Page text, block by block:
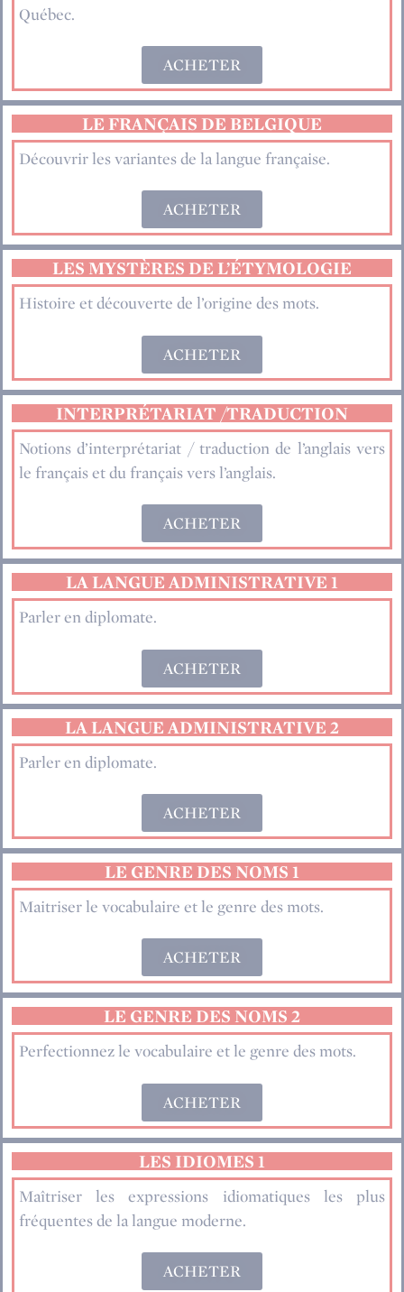
Québec.
ACHETER
LE FRANÇAIS DE BELGIQUE
Découvrir les variantes de la langue française.
ACHETER
LES MYSTÈRES DE L’ÉTYMOLOGIE
Histoire et découverte de l’origine des mots.
ACHETER
INTERPRÉTARIAT /TRADUCTION
Notions d’interprétariat / traduction de l’anglais vers
le français et du français vers l’anglais.
ACHETER
LA LANGUE ADMINISTRATIVE 1
Parler en diplomate.
ACHETER
LA LANGUE ADMINISTRATIVE 2
Parler en diplomate.
ACHETER
LE GENRE DES NOMS 1
Maitriser le vocabulaire et le genre des mots.
ACHETER
LE GENRE DES NOMS 2
Perfectionnez le vocabulaire et le genre des mots.
ACHETER
LES IDIOMES 1
Maîtriser les expressions idiomatiques les plus
fréquentes de la langue moderne.
ACHETER